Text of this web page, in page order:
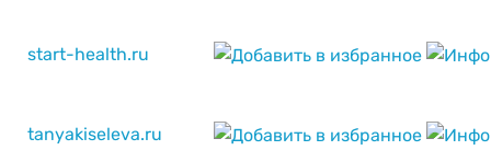
start-health.ru
tanyakiseleva.ru